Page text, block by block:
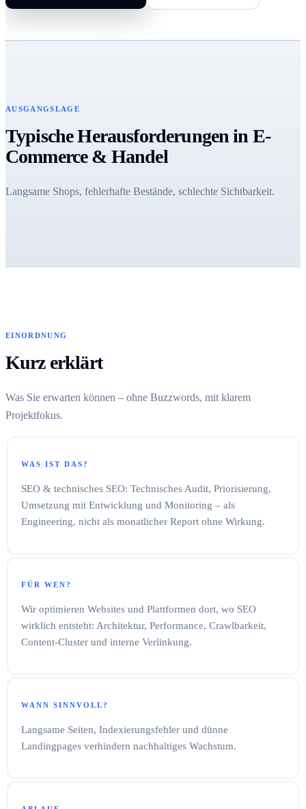
AUSGANGSLAGE
Typische Herausforderungen in E-
Commerce & Handel
Langsame Shops, fehlerhafte Bestände, schlechte Sichtbarkeit.
EINORDNUNG
Kurz erklärt
Was Sie erwarten können – ohne Buzzwords, mit klarem
Projektfokus.
WAS IST DAS?
SEO & technisches SEO: Technisches Audit, Priorisierung,
Umsetzung mit Entwicklung und Monitoring – als
Engineering, nicht als monatlicher Report ohne Wirkung.
FÜR WEN?
Wir optimieren Websites und Plattformen dort, wo SEO
wirklich entsteht: Architektur, Performance, Crawlbarkeit,
Content-Cluster und interne Verlinkung.
WANN SINNVOLL?
Langsame Seiten, Indexierungsfehler und dünne
Landingpages verhindern nachhaltiges Wachstum.